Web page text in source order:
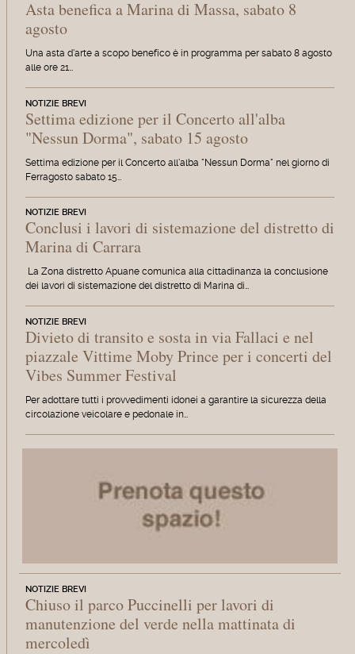
Asta benefica a Marina di Massa, sabato 8
agosto
Una asta d'arte a scopo benefico è in programma per sabato 8 agosto
alle ore 21…
NOTIZIE BREVI
Settima edizione per il Concerto all'alba
"Nessun Dorma", sabato 15 agosto
Settima edizione per il Concerto all'alba "Nessun Dorma" nel giorno di
Ferragosto sabato 15…
NOTIZIE BREVI
Conclusi i lavori di sistemazione del distretto di
Marina di Carrara
La Zona distretto Apuane comunica alla cittadinanza la conclusione
dei lavori di sistemazione del distretto di Marina di…
NOTIZIE BREVI
Divieto di transito e sosta in via Fallaci e nel
piazzale Vittime Moby Prince per i concerti del
Vibes Summer Festival
Per adottare tutti i provvedimenti idonei a garantire la sicurezza della
circolazione veicolare e pedonale in…
NOTIZIE BREVI
Chiuso il parco Puccinelli per lavori di
manutenzione del verde nella mattinata di
mercoledì